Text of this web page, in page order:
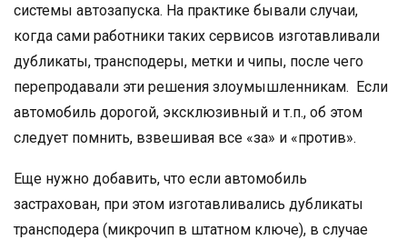
системы автозапуска. На практике бывали случаи,
когда сами работники таких сервисов изготавливали
дубликаты, трансподеры, метки и чипы, после чего
перепродавали эти решения злоумышленникам. Если
автомобиль дорогой, эксклюзивный и т.п., об этом
следует помнить, взвешивая все «за» и «против».
Еще нужно добавить, что если автомобиль
застрахован, при этом изготавливались дубликаты
трансподера (микрочип в штатном ключе), в случае